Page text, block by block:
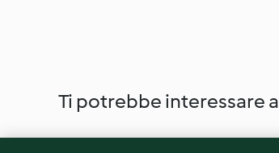
Ti potrebbe interessare